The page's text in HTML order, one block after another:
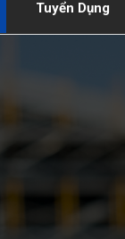
Tuyển Dụng